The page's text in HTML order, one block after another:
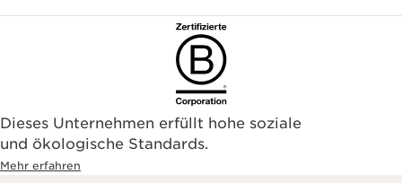
Dieses Unternehmen erfüllt hohe soziale
und ökologische Standards.
Mehr erfahren